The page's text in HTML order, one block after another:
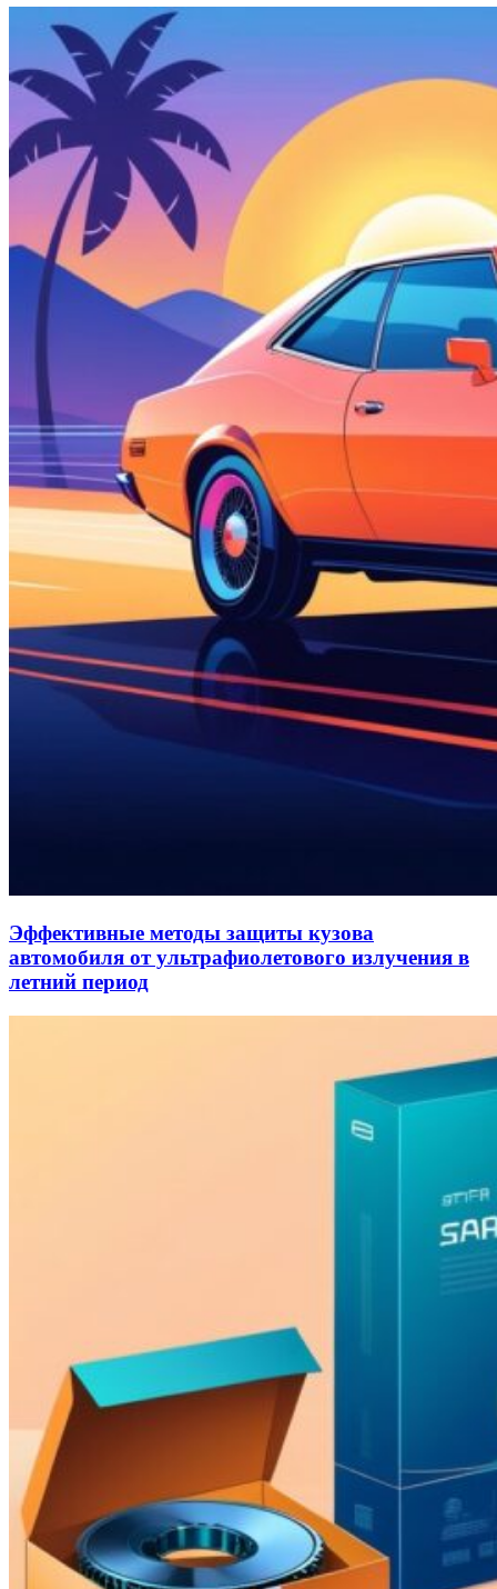
Эффективные методы защиты кузова
автомобиля от ультрафиолетового излучения в
летний период